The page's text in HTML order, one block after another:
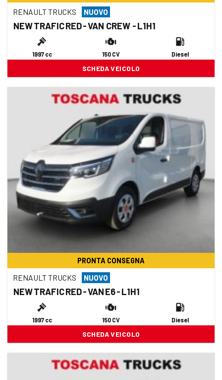
RENAULT TRUCKS NUOVO
NEW TRAFIC RED - VAN CREW - L1H1
1997 cc 150 CV Diesel
SCHEDA VEICOLO
PRONTA CONSEGNA
RENAULT TRUCKS NUOVO
NEW TRAFIC RED - VAN E6 - L1H1
1997 cc 150 CV Diesel
SCHEDA VEICOLO